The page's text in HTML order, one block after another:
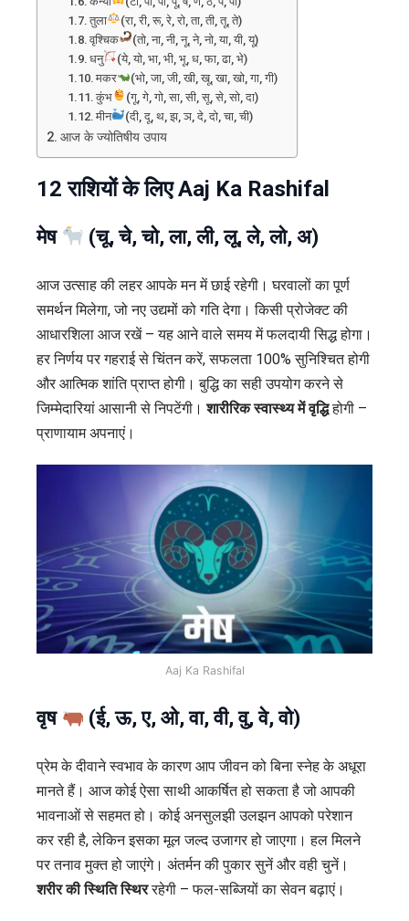
तुला
(रा, री, रू, रे, रो, ता, ती, तू, ते)
वृश्चिक
(तो, ना, नी, नू, ने, नो, या, यी, यू)
धनु
(ये, यो, भा, भी, भू, ध, फा, ढा, भे)
मकर
(भो, जा, जी, खी, खू, खा, खो, गा, गी)
कुंभ
(गू, गे, गो, सा, सी, सू, से, सो, दा)
मीन
(दी, दू, थ, झ, ञ, दे, दो, चा, ची)
आज के ज्योतिषीय उपाय
12 राशियों के लिए Aaj Ka Rashifal
मेष (चू, चे, चो, ला, ली, लू, ले, लो, अ)
आज उत्साह की लहर आपके मन में छाई रहेगी। घरवालों का पूर्ण
समर्थन मिलेगा, जो नए उद्यमों को गति देगा। किसी प्रोजेक्ट की
आधारशिला आज रखें – यह आने वाले समय में फलदायी सिद्ध होगा।
हर निर्णय पर गहराई से चिंतन करें, सफलता 100% सुनिश्चित होगी
और आत्मिक शांति प्राप्त होगी। बुद्धि का सही उपयोग करने से
जिम्मेदारियां आसानी से निपटेंगी।शारीरिक स्वास्थ्य में वृद्धिहोगी –
प्राणायाम अपनाएं।
Aaj Ka Rashifal
वृष (ई, ऊ, ए, ओ, वा, वी, वु, वे, वो)
प्रेम के दीवाने स्वभाव के कारण आप जीवन को बिना स्नेह के अधूरा
मानते हैं। आज कोई ऐसा साथी आकर्षित हो सकता है जो आपकी
भावनाओं से सहमत हो। कोई अनसुलझी उलझन आपको परेशान
कर रही है, लेकिन इसका मूल जल्द उजागर हो जाएगा। हल मिलने
पर तनाव मुक्त हो जाएंगे। अंतर्मन की पुकार सुनें और वही चुनें।
शरीर की स्थिति स्थिररहेगी – फल-सब्जियों का सेवन बढ़ाएं।